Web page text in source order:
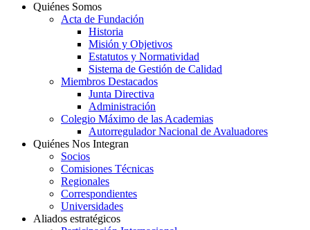
Quiénes Somos
Acta de Fundación
Historia
Misión y Objetivos
Estatutos y Normatividad
Sistema de Gestión de Calidad
Miembros Destacados
Junta Directiva
Administración
Colegio Máximo de las Academias
Autorregulador Nacional de Avaluadores
Quiénes Nos Integran
Socios
Comisiones Técnicas
Regionales
Correspondientes
Universidades
Aliados estratégicos